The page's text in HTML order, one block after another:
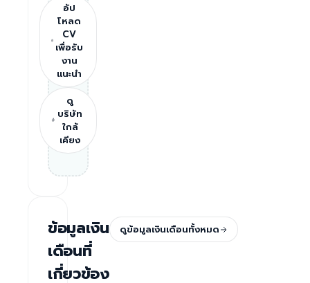
อัป
โหลด
CV
เพื่อรับ
งาน
แนะนำ
ดู
บริษัท
ใกล้
เคียง
ข้อมูลเงิน
เดือนที่
เกี่ยวข้อง
ดูข้อมูลเงินเดือนทั้งหมด